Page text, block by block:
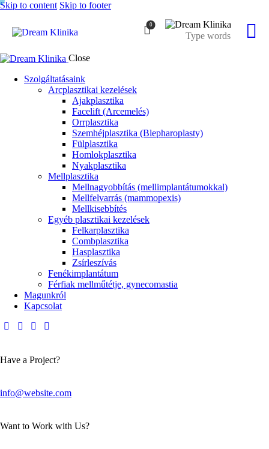
Skip to content Skip to footer
0
Close
Szolgáltatásaink
Arcplasztikai kezelések
Ajakplasztika
Facelift (Arcemelés)
Orrplasztika
Szemhéjplasztika (Blepharoplasty)
Fülplasztika
Homlokplasztika
Nyakplasztika
Mellplasztika
Mellnagyobbítás (mellimplantátumokkal)
Mellfelvarrás (mammopexis)
Mellkisebbítés
Egyéb plasztikai kezelések
Felkarplasztika
Combplasztika
Hasplasztika
Zsírleszívás
Fenékimplantátum
Férfiak mellműtétje, gynecomastia
Magunkról
Kapcsolat
Have a Project?
info@website.com
Want to Work with Us?